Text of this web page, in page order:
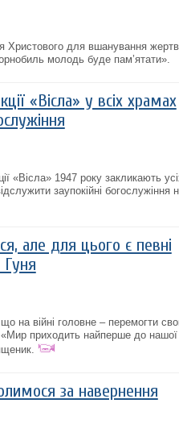
Христового для вшанування жертв
молодь буде пам’ятати».
«Вісла» у всіх храмах
«Вісла» 1947 року закликають
заупокійні богослужіння
але для цього є певні
Гуня
на війні головне – перемогти
приходить найперше до нашої
за навернення